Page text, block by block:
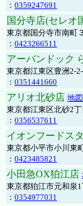
： 0359247691
国分寺店(セレオ
東京都国分寺市南町
： 0423266511
アーバンドック
東京都江東区豊洲2-
： 0351441660
アリオ北砂店 地図
東京都江東区北砂2
： 0356537611
イオンフードス
東京都小平市小川東
： 0423485821
小田急OX狛江店
東京都狛江市元和泉
： 0354977031